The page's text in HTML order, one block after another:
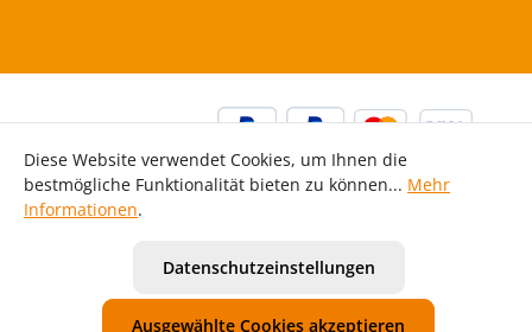
und ggf. Nachnahmegebühren, wenn nicht anders
angegeben.
Diese Website verwendet Cookies, um Ihnen die
bestmögliche Funktionalität bieten zu können... Mehr
Informationen.
Datenschutzeinstellungen
Ausgewählte Cookies akzeptieren